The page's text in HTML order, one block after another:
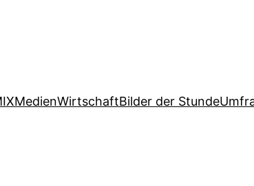
MedienWirtschaftBilder der Stunde